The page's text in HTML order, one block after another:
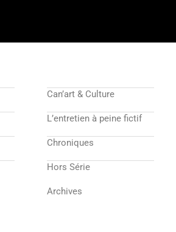
Can’art & Culture
L’entretien à peine fictif
Chroniques
Hors Série
Archives